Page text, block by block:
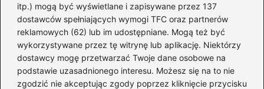
itp.) mogą być wyświetlane i zapisywane przez 137
dostawców spełniających wymogi TFC oraz partnerów
reklamowych (62) lub im udostępniane. Mogą też być
wykorzystywane przez tę witrynę lub aplikację. Niektórzy
dostawcy mogę przetwarzać Twoje dane osobowe na
podstawie uzasadnionego interesu. Możesz się na to nie
zgodzić nie akceptując zgody poprzez kliknięcie przycisku
Poczytaj więcej